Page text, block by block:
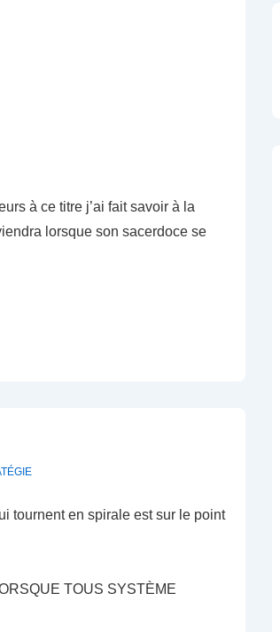
à ce titre j’ai fait savoir à la
lorsque son sacerdoce se
tournent en spirale est sur le point
TOUS SYSTÈME